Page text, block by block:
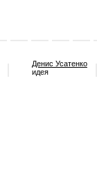
Денис Усатенко
идея